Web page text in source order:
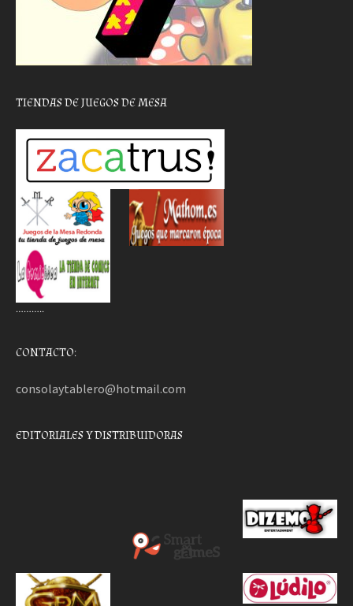
TIENDAS DE JUEGOS DE MESA
………..
CONTACTO:
consolaytablero@hotmail.com
EDITORIALES Y DISTRIBUIDORAS